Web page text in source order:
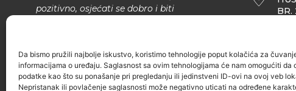
Da bismo pružili najbolje iskustvo, koristimo tehnologije poput kolačića za
informacijama o uređaju. Saglasnost sa ovim tehnologijama će nam omogućiti da
podatke kao što su ponašanje pri pregledanju ili jedinstveni ID-ovi na ovoj veb
Nepristanak ili povlačenje saglasnosti može negativno uticati na određene
pozitivno, osjećati se dobro i biti
narodne muzike..
BR.